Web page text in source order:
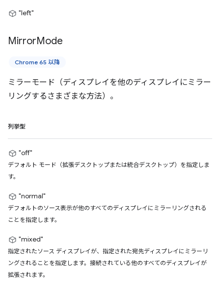
"left"
MirrorMode
Chrome 65 以降
ミラーモード（ディスプレイを他のディスプレイにミラー
リングするさまざまな方法）。
列挙型
"off"
デフォルト モード（拡張デスクトップまたは統合デスクトップ）を指定しま
す。
"normal"
デフォルトのソース表示が他のすべてのディスプレイにミラーリングされる
ことを指定します。
"mixed"
指定されたソース ディスプレイが、指定された宛先ディスプレイにミラーリ
ングされることを指定します。接続されている他のすべてのディスプレイが
拡張されます。